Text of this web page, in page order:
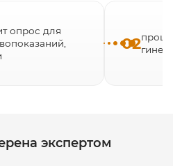
опрос для
02
экспертом